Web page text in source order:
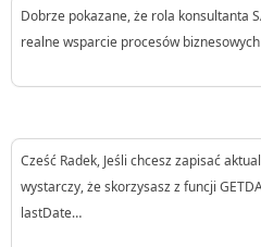
Dobrze pokazane, że rola konsultanta
realne wsparcie procesów
Cześć Radek, Jeśli chcesz zapisać
wystarczy, że skorzysasz z funcji
lastDate…